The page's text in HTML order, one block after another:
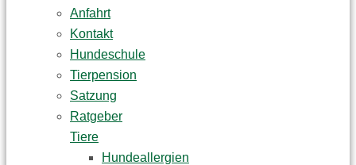
Anfahrt
Kontakt
Hundeschule
Tierpension
Satzung
Ratgeber
Tiere
Hundeallergien